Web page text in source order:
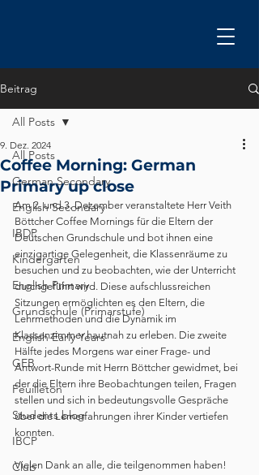
Beitrag
All Posts
German Secondary
English Secondary
IBDP
Kindergarten
English Primary
Grundschule (Primarstufe)
English Early Years
GEB
Feuilleton
Students blog
IBCP
Club
All Posts
Coffee Morning: German
Primary up close
9. Dez. 2024
Am 2. und 3. Dezember veranstaltete Herr Veith
Böttcher Coffee Mornings für die Eltern der
Deutschen Grundschule und bot ihnen eine
einzigartige Gelegenheit, die Klassenräume zu
besuchen und zu beobachten, wie der Unterricht
durchgeführt wird. Diese aufschlussreichen
Sitzungen ermöglichten es den Eltern, die
Lehrmethoden und die Dynamik im
Klassenzimmer hautnah zu erleben. Die zweite
Hälfte jedes Morgens war einer Frage- und
Antwort-Runde mit Herrn Böttcher gewidmet, bei
der die Eltern ihre Beobachtungen teilen, Fragen
stellen und sich in bedeutungsvolle Gespräche
über die Lernerfahrungen ihrer Kinder vertiefen
konnten.
Vielen Dank an alle, die teilgenommen haben!